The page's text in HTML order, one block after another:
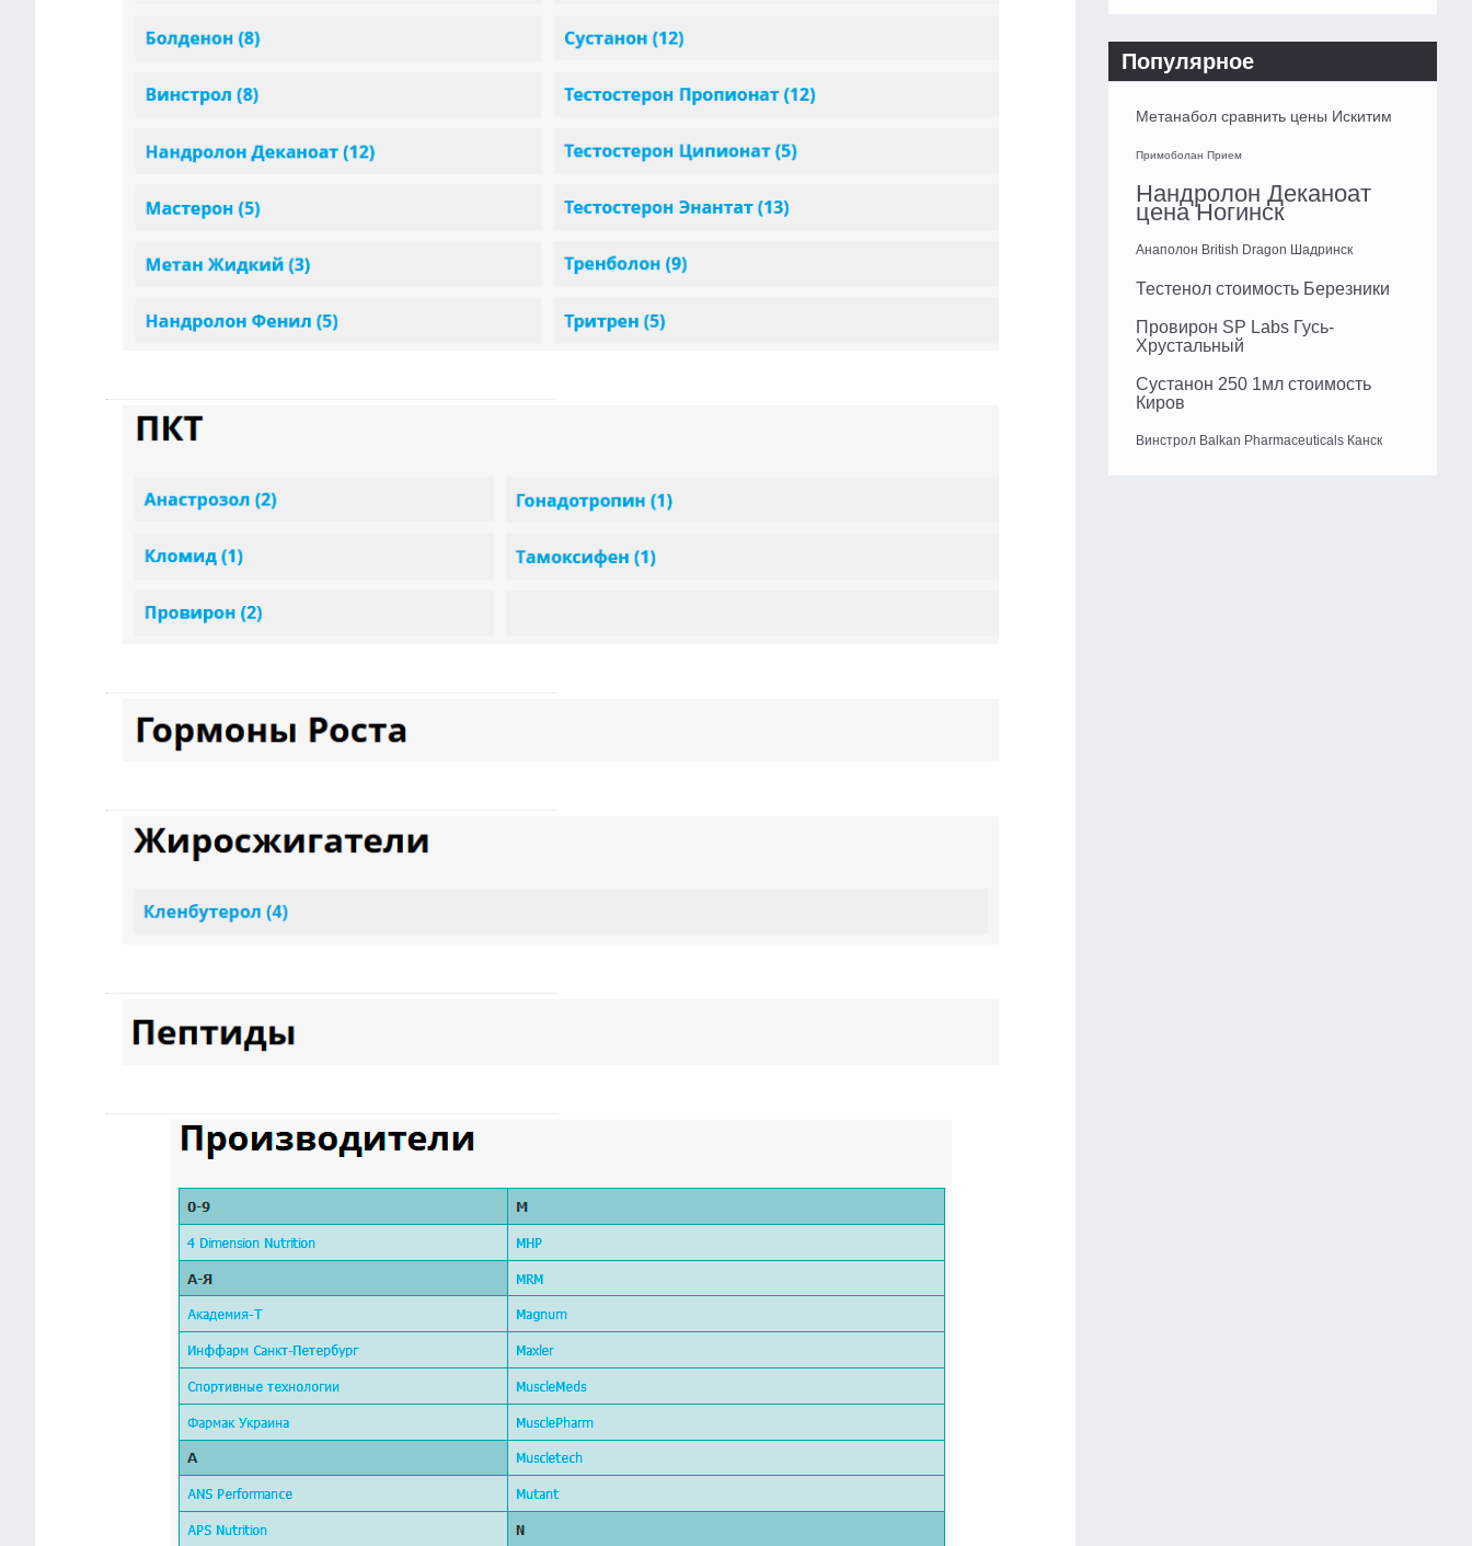
Популярное
Метанабол сравнить цены Искитим
Примоболан Прием
Нандролон Деканоат
цена Ногинск
Анаполон British Dragon Шадринск
Тестенол стоимость Березники
Провирон SP Labs Гусь-
Хрустальный
Сустанон 250 1мл стоимость
Киров
Винстрол Balkan Pharmaceuticals Канск